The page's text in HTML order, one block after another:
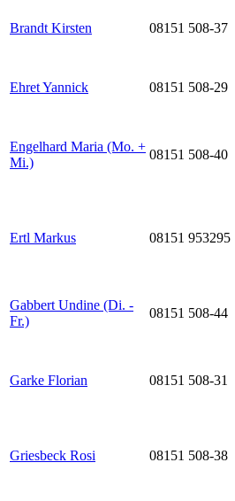
Brandt Kirsten 08151 508-37
Ehret Yannick 08151 508-29
Engelhard Maria (Mo. +
Mi.)
08151 508-40
Ertl Markus 08151 953295
Gabbert Undine (Di. -
Fr.)
08151 508-44
Garke Florian 08151 508-31
Griesbeck Rosi 08151 508-38